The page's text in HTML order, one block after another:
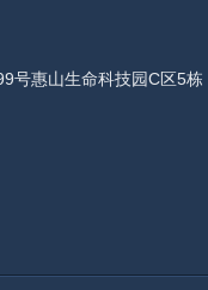
号惠山生命科技园C区5栋